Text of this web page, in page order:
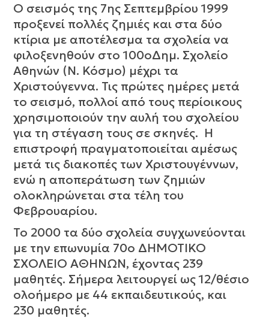
Ο σεισμός της 7ης Σεπτεμβρίου 1999
προξενεί πολλές ζημιές και στα δύο
κτίρια με αποτέλεσμα τα σχολεία να
φιλοξενηθούν στο 100οΔημ. Σχολείο
Αθηνών (Ν. Κόσμο) μέχρι τα
Χριστούγεννα. Τις πρώτες ημέρες μετά
το σεισμό, πολλοί από τους περίοικους
χρησιμοποιούν την αυλή του σχολείου
για τη στέγαση τους σε σκηνές. Η
επιστροφή πραγματοποιείται αμέσως
μετά τις διακοπές των Χριστουγέννων,
ενώ η αποπεράτωση των ζημιών
ολοκληρώνεται στα τέλη του
Φεβρουαρίου.
Το 2000 τα δύο σχολεία συγχωνεύονται
με την επωνυμία 70ο ΔΗΜΟΤΙΚΟ
ΣΧΟΛΕΙΟ ΑΘΗΝΩΝ, έχοντας 239
μαθητές. Σήμερα λειτουργεί ως 12/θέσιο
ολοήμερο με 44 εκπαιδευτικούς, και
230 μαθητές.